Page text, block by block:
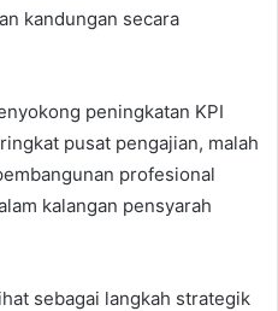
kandungan secara
peningkatan KPI
pusat pengajian, malah
profesional
kalangan pensyarah
sebagai langkah strategik